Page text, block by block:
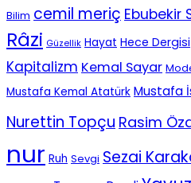
Bilim cemil meriç Ebubekir
Râzi Güzellik Hayat Hece Dergisi
Kapitalizm Kemal Sayar
Mustafa Kemal Atatürk Mustafa
Nurettin Topçu Rasim
nur Ruh Sevgi Sezai